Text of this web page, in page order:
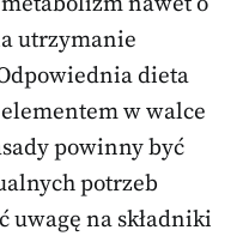
utrzymanie
dieta
w walce
powinny być
potrzeb
uwagę na składniki